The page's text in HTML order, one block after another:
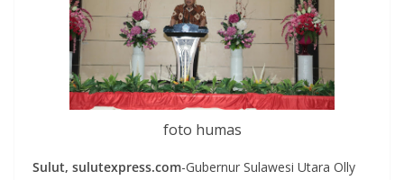
foto humas
Sulut, sulutexpress.com-Gubernur Sulawesi Utara Olly